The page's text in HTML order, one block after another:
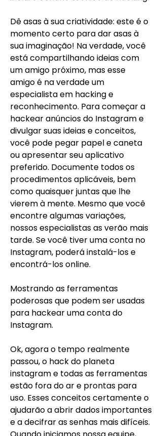
Dê asas à sua criatividade: este é o
momento certo para dar asas à
sua imaginação! Na verdade, você
está compartilhando ideias com
um amigo próximo, mas esse
amigo é na verdade um
especialista em hacking e
reconhecimento. Para começar a
hackear anúncios do Instagram e
divulgar suas ideias e conceitos,
você pode pegar papel e caneta
ou apresentar seu aplicativo
preferido. Documente todos os
procedimentos aplicáveis, bem
como quaisquer juntas que lhe
vierem à mente. Mesmo que você
encontre algumas variações,
nossos especialistas as verão mais
tarde. Se você tiver uma conta no
Instagram, poderá instalá-los e
encontrá-los online.
Mostrando as ferramentas
poderosas que podem ser usadas
para hackear uma conta do
Instagram.
Ok, agora o tempo realmente
passou, o hack do planeta
instagram e todas as ferramentas
estão fora do ar e prontas para
uso. Esses conceitos certamente o
ajudarão a abrir dados importantes
e a decifrar as senhas mais difíceis.